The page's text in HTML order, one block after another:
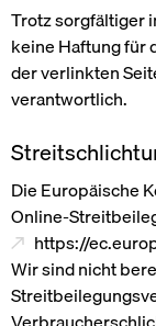
Trotz sorgfältiger
keine Haftung für
der verlinkten
verantwortlich.
Die Europäische
Online-
https://
Wir sind nicht